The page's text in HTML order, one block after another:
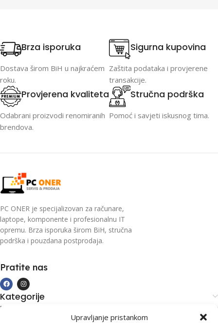
Upravljanje pristankom
Brza isporuka
Dostava širom BiH u najkraćem
roku.
Sigurna kupovina
Zaštita podataka i provjerene
transakcije.
Provjerena kvaliteta
Odabrani proizvodi renomiranih
brendova.
Stručna podrška
Pomoć i savjeti iskusnog tima.
PC ONER je specijalizovan za računare,
laptope, komponente i profesionalnu IT
opremu. Brza isporuka širom BiH, stručna
podrška i pouzdana postprodaja.
Pratite nas
Kategorije
Kupovina i podrška